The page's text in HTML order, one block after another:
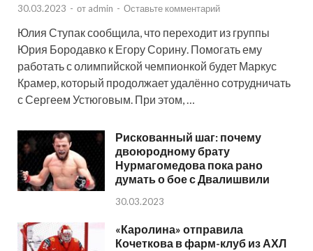
30.03.2023 - от admin - Оставьте комментарий
Юлия Ступак сообщила, что переходит из группы
Юрия Бородавко к Егору Сорину. Помогать ему
работать с олимпийской чемпионкой будет Маркус
Крамер, который продолжает удалённо сотрудничать
с Сергеем Устюговым. При этом, …
Рискованный шаг: почему
двоюродному брату
Нурмагомедова пока рано
думать о бое с Двалишвили
30.03.2023
«Каролина» отправила
Кочеткова в фарм-клуб из АХЛ